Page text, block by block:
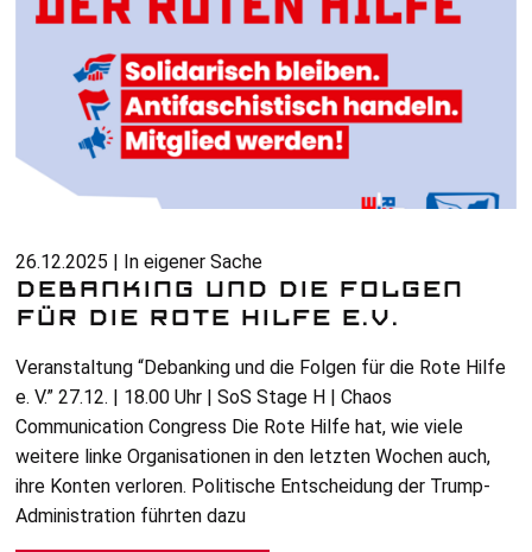
26.12.2025 | In eigener Sache
DEBANKING UND DIE FOLGEN
FÜR DIE ROTE HILFE E.V.
Veranstaltung “Debanking und die Folgen für die Rote Hilfe
e. V.” 27.12. | 18.00 Uhr | SoS Stage H | Chaos
Communication Congress Die Rote Hilfe hat, wie viele
weitere linke Organisationen in den letzten Wochen auch,
ihre Konten verloren. Politische Entscheidung der Trump-
Administration führten dazu